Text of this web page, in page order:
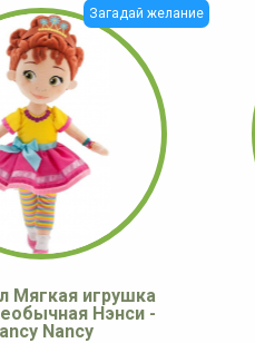
Загадай желание
Мягкая игрушка
Нэнси -
Nancy